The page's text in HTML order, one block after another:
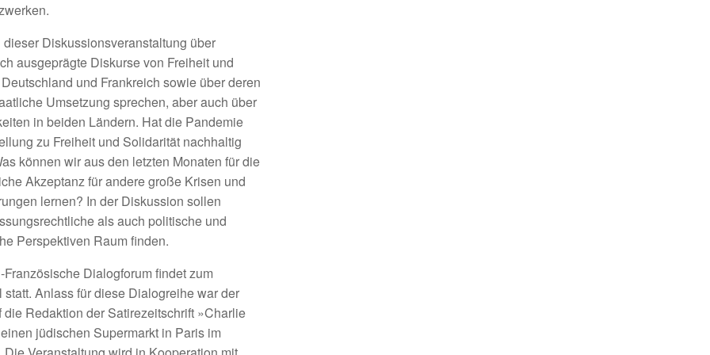
Diskussionsveranstaltung über
ausgeprägte Diskurse von Freiheit und
und Frankreich sowie über deren
Umsetzung sprechen, aber auch über
in beiden Ländern. Hat die Pandemie
zu Freiheit und Solidarität nachhaltig
können wir aus den letzten Monaten für die
Akzeptanz für andere große Krisen und
lernen? In der Diskussion sollen
als auch politische und
Perspektiven Raum finden.
Dialogforum findet zum
statt. Anlass für diese Dialogreihe war der
die Redaktion der Satirezeitschrift »Charlie
jüdischen Supermarkt in Paris im